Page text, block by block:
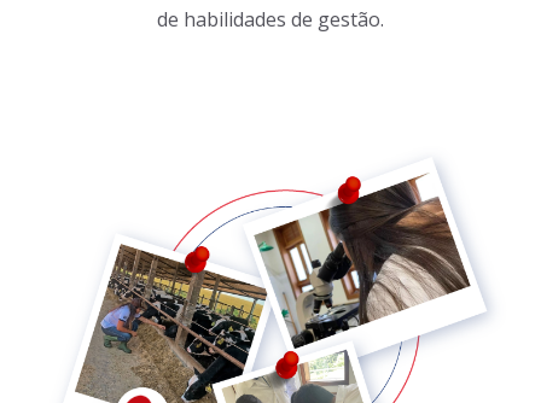
de habilidades de gestão.